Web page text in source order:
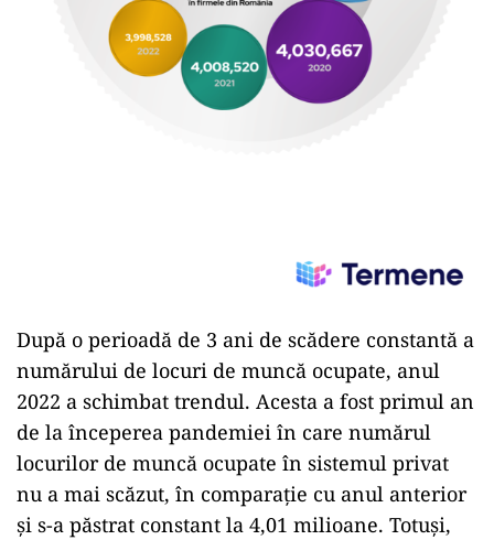
După o perioadă de 3 ani de scădere constantă a
numărului de locuri de muncă ocupate, anul
2022 a schimbat trendul. Acesta a fost primul an
de la începerea pandemiei în care numărul
locurilor de muncă ocupate în sistemul privat
nu a mai scăzut, în comparație cu anul anterior
și s-a păstrat constant la 4,01 milioane. Totuși,